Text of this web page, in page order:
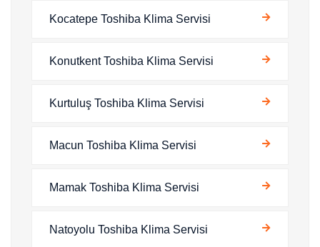
Kocatepe Toshiba Klima Servisi
Konutkent Toshiba Klima Servisi
Kurtuluş Toshiba Klima Servisi
Macun Toshiba Klima Servisi
Mamak Toshiba Klima Servisi
Natoyolu Toshiba Klima Servisi